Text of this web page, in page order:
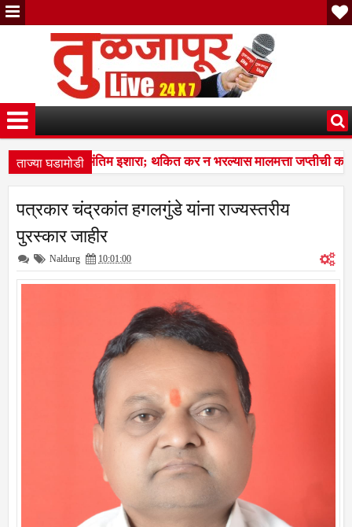
ताज्या घडामोडी
पालिकेचा अंतिम इशारा; थकित कर न भरल्यास मालमत्ता जप्तीची
अण्णाभाऊंच्या समतेच्या विचारांचा विद्यार्थ्यांना प्रेरणादायी वारसा
पालिकेचा अंतिम इशारा; थकित कर न भरल्यास मालमत्ता जप्तीची
पत्रकार चंद्रकांत हगलगुंडे यांना राज्यस्तरीय
पुरस्कार जाहीर
Naldurg 10:01:00